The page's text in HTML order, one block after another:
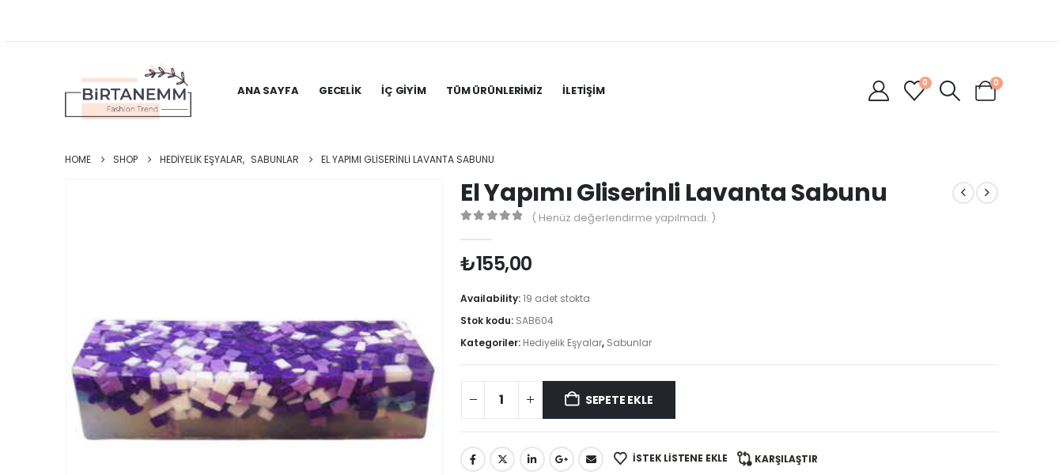
ANA SAYFA GECELIK İÇ GIYIM TÜM ÜRÜNLERIMIZ İLETIŞIM
0 0
HOME SHOP HEDIYELIK EŞYALAR, SABUNLAR EL YAPIMI GLISERINLI LAVANTA SABUNU
El Yapımı Gliserinli Lavanta Sabunu
( Henüz değerlendirme yapılmadı. )
₺155,00
Availability:19 adet stokta
Stok kodu: SAB604
Kategoriler: Hediyelik Eşyalar, Sabunlar
SEPETE EKLE
İSTEK LISTENE EKLE KARŞILAŞTIR